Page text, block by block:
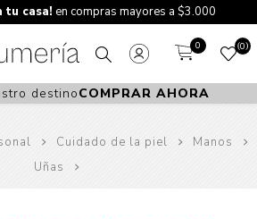
tu casa! en compras mayores a $3.000
0 0
destinoCOMPRAR AHORA
Cuidado de la piel
Manos
Uñas